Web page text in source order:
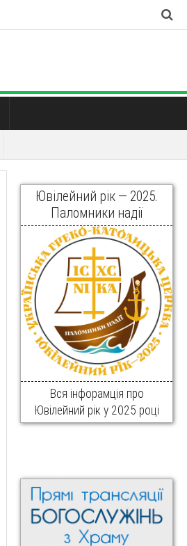
Ювілейний рік — 2025.
Паломники надії
Вся інфорамція про
Ювілейний рік у 2025 році